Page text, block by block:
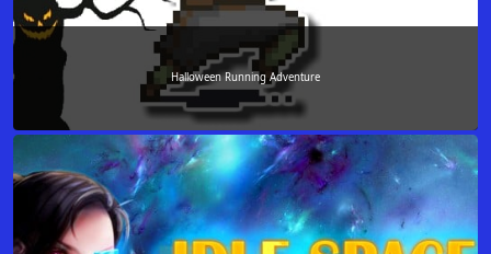
Halloween Running Adventure